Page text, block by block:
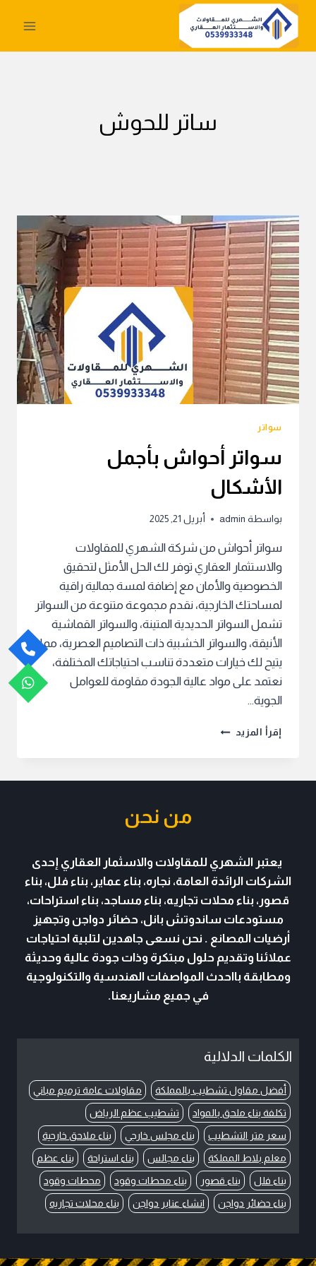
التجاوز
المحتوى
ساتر للحوش
سواتر
سواتر أحواش بأجمل
الأشكال
بواسطة admin أبريل 21, 2025
سواتر أحواش من شركة الشهري للمقاولات
والاستثمار العقاري توفر لك الحل الأمثل لتحقيق
الخصوصية والأمان مع إضافة لمسة جمالية راقية
لمساحتك الخارجية، نقدم مجموعة متنوعة من السواتر
تشمل السواتر الحديدية المتينة، والسواتر القماشية
الأنيقة، والسواتر الخشبية ذات التصاميم العصرية، مما
يتيح لك خيارات متعددة تناسب احتياجاتك المختلفة،
نعتمد على مواد عالية الجودة مقاومة للعوامل
الجوية…
إقرأ المزيد سواتر
من نحن
يعتبر الشهري للمقاولات والاسثمار العقاري إحدى
الشركات الرائدة العامة، نجاره، بناء عماير، بناء فلل، بناء
قصور، بناء محلات تجاريه، بناء مساجد، بناء استراحات،
مستودعات ساندوتش بانل، حضائر دواجن وتجهيز
أرضيات المصانع . نحن نسعى جاهدين لتلبية احتياجات
عملائنا وتقديم حلول مبتكرة وذات جودة عالية وحديثة
ومطابقة بااحدث المواصفات الهندسية والتكنولوجية
في جميع مشاريعنا.
الكلمات الدلالية
أفضل مقاول تشطيب بالمملكة
مقاولات عامة ترميم مباني
تكلفة بناء ملحق بالمواد
تشطيب عظم الرياض
سعر متر التشطيب
بناء مجلس خارجي
بناء ملاحق خارجية
معلم بلاط المملكة
بناء مجالس بناء استراحة
بناء عظم
بناء فلل
بناء قصور بناء محطات وقود
محطات وقود
بناء حضائر دواجن
انشاء عنابر دواجن بناء محلات تجاريه